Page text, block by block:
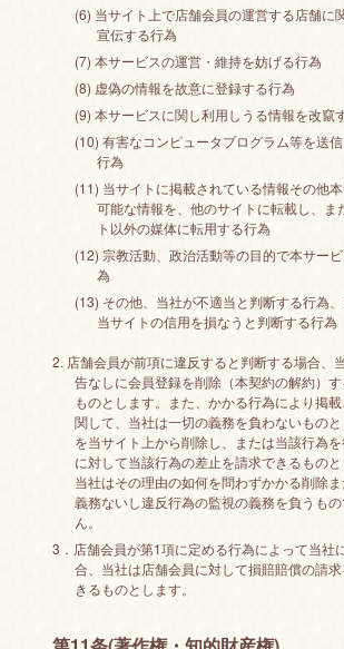
(6) 当サイト上で店舗会員の運営する店舗に
宣伝する行為
(7) 本サービスの運営・維持を妨げる行為
(8) 虚偽の情報を故意に登録する行為
(9) 本サービスに関し利用しうる情報を改竄
(10) 有害なコンピュータプログラム等を送
行為
(11) 当サイトに掲載されている情報その他
可能な情報を、他のサイトに転載し、ま
ト以外の媒体に転用する行為
(12) 宗教活動、政治活動等の目的で本サー
為
(13) その他、当社が不適当と判断する行為
当サイトの信用を損なうと判断する行為
2. 店舗会員が前項に違反すると判断する場合、
告なしに会員登録を削除（本契約の解約）
ものとします。また、かかる行為により掲
関して、当社は一切の義務を負わないもの
を当サイト上から削除し、または当該行為
に対して当該行為の差止を請求できるものと
当社はその理由の如何を問わずかかる削除
義務ないし違反行為の監視の義務を負うも
ん。
3．店舗会員が第1項に定める行為によって当社
合、当社は店舗会員に対して損賠賠償の請
きるものとします。